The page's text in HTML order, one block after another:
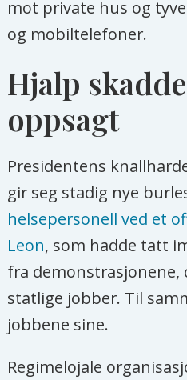
mot private hus og
og mobiltelefoner.
Hjalp
oppsagt
Presidentens
gir seg stadig nye
helsepersonell ved et
Leon, som hadde tatt
fra demonstrasjonene,
statlige jobber. Til
jobbene sine.
Regimelojale